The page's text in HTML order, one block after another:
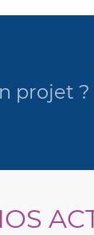
projet ?